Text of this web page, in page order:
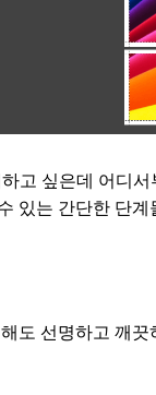
고 싶은데 어디
있는 간단한 단
도 선명하고 깨